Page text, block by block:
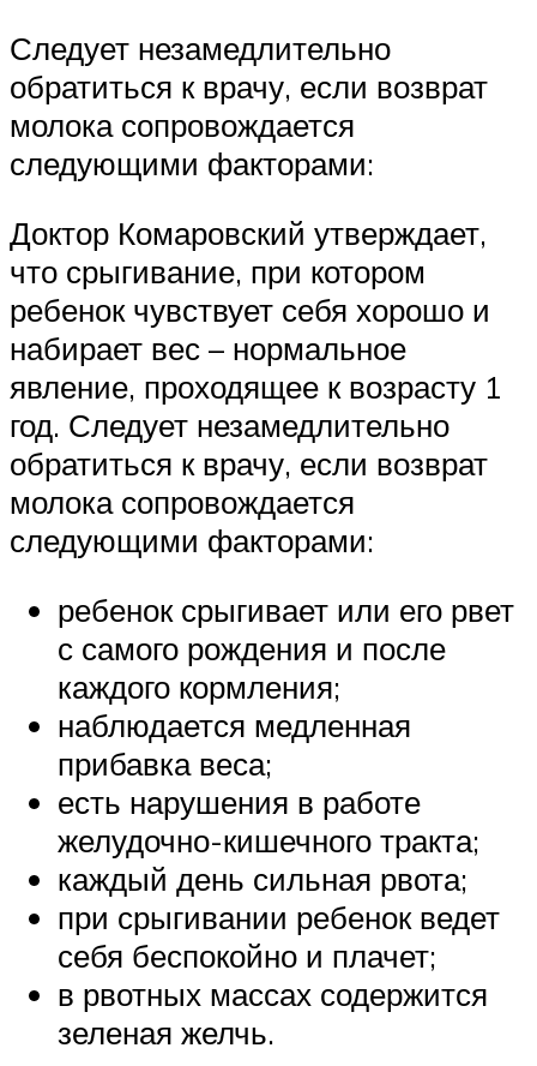
Следует незамедлительно
обратиться к врачу, если возврат
молока сопровождается
следующими факторами:
Доктор Комаровский утверждает,
что срыгивание, при котором
ребенок чувствует себя хорошо и
набирает вес – нормальное
явление, проходящее к возрасту 1
год. Следует незамедлительно
обратиться к врачу, если возврат
молока сопровождается
следующими факторами:
ребенок срыгивает или его рвет
с самого рождения и после
каждого кормления;
наблюдается медленная
прибавка веса;
есть нарушения в работе
желудочно-кишечного тракта;
каждый день сильная рвота;
при срыгивании ребенок ведет
себя беспокойно и плачет;
в рвотных массах содержится
зеленая желчь.